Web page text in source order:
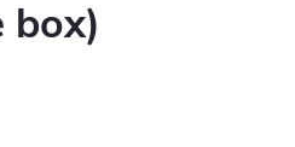
box)